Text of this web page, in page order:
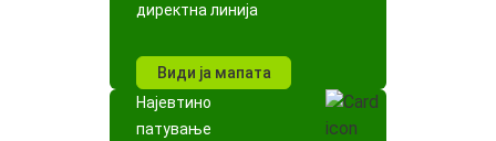
директна линија
Види ја мапата
Најевтино
патување